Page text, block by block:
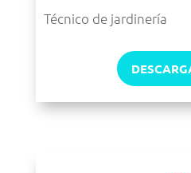
Técnico de jardinería